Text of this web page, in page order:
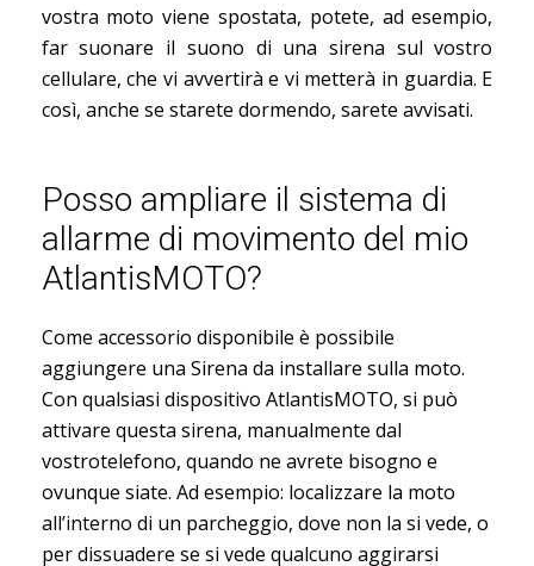
vostra moto viene spostata, potete, ad esempio,
far suonare il suono di una sirena sul vostro
cellulare, che vi avvertirà e vi metterà in guardia. E
così, anche se starete dormendo, sarete avvisati.
Posso ampliare il sistema di
allarme di movimento del mio
AtlantisMOTO?
Come accessorio disponibile è possibile
aggiungere una Sirena da installare sulla moto.
Con qualsiasi dispositivo AtlantisMOTO, si può
attivare questa sirena, manualmente dal
vostrotelefono, quando ne avrete bisogno e
ovunque siate. Ad esempio: localizzare la moto
all’interno di un parcheggio, dove non la si vede, o
per dissuadere se si vede qualcuno aggirarsi